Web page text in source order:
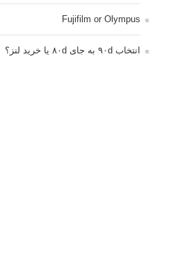
Fujifilm or Olympus
انتخاب ۹۰d به جای ۸۰d یا خرید لنز؟